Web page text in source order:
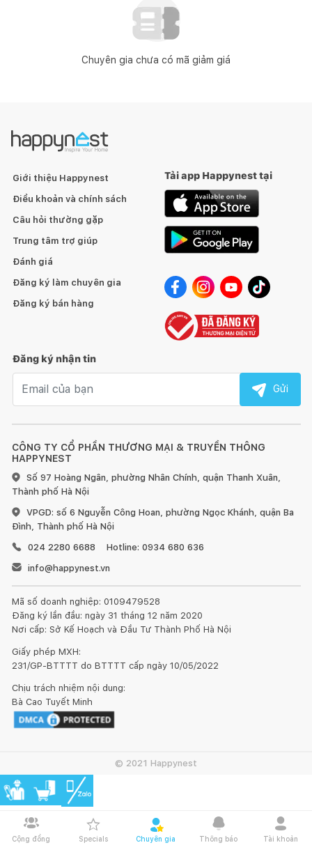
Cộng đồng Specials Chuyên gia Thông báo Tài khoản
Chuyên gia chưa có mã giảm giá
CÔNG TY CỔ PHẦN THƯƠNG MẠI & TRUYỀN THÔNG
HAPPYNEST
Số 97 Hoàng Ngân, phường Nhân Chính, quận Thanh Xuân,
Thành phố Hà Nội
VPGD: số 6 Nguyễn Công Hoan, phường Ngọc Khánh, quận Ba
Đình, Thành phố Hà Nội
024 2280 6688
Hotline: 0934 680 636
info@happynest.vn
Mã số doanh nghiệp: 0109479528
Đăng ký lần đầu: ngày 31 tháng 12 năm 2020
Nơi cấp: Sở Kế Hoạch và Đầu Tư Thành Phố Hà Nội
Giấy phép MXH:
231/GP-BTTTT do BTTTT cấp ngày 10/05/2022
Chịu trách nhiệm nội dung:
Bà Cao Tuyết Minh
Giới thiệu Happynest
Điều khoản và chính sách
Câu hỏi thường gặp
Trung tâm trợ giúp
Đánh giá
Đăng ký làm chuyên gia
Đăng ký bán hàng
Tải app Happynest tại
Đăng ký nhận tin
Gửi
© 2021 Happynest